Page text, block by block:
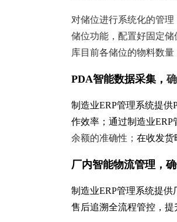
对储位进行系统化的管理
储位功能，配置好固定
库目前各储位的物料数
PDA智能数据采集，
制造业ERP管理系统提供
作效率；通过制造业ERP
余额的准确性； 在收发货
厂内智能物流管理，
制造业ERP管理系统提
售后追溯全流程管控，提